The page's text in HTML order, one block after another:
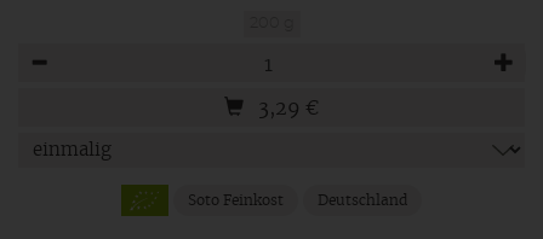
3,29 €
Soto Feinkost Deutschland